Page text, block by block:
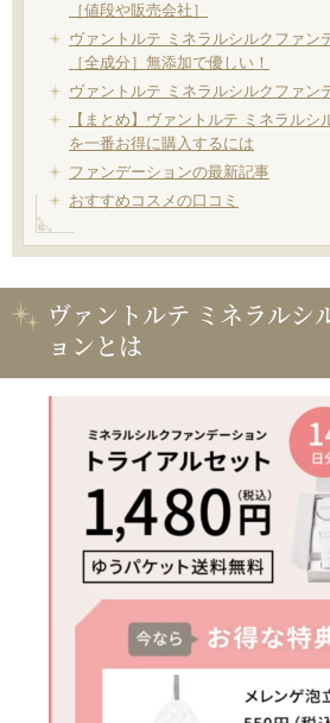
［値段や販売会社］
ヴァントルテ ミネラルシルクファン
［全成分］無添加で優しい！
ヴァントルテ ミネラルシルクファン
【まとめ】ヴァントルテ ミネラルシ
を一番お得に購入するには
ファンデーションの最新記事
おすすめコスメの口コミ
ヴァントルテ ミネラルシ
ョンとは